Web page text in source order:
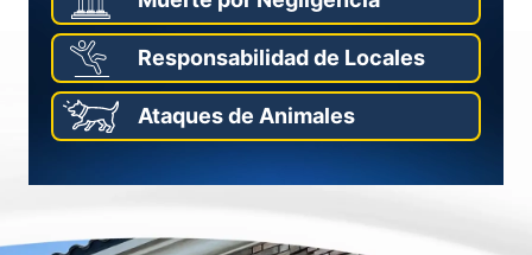
Responsabilidad de Locales
Ataques de Animales